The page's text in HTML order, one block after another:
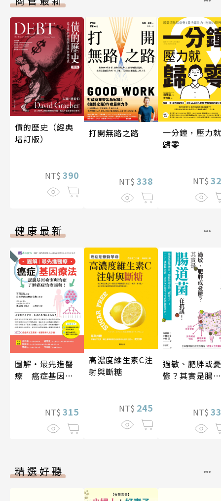
債的歷史（經典
增訂版）
NT$ 390
打開無路之路
NT$ 338
一分鐘，壓力就
歸零
NT$
健康最新
圖解‧最先進醫
療 癌症基因療
NT$ 315
高濃度維生素C注
射與斷糖
NT$ 245
過敏、肥胖或憂
鬱？其實是腸道
NT$
精選好聽